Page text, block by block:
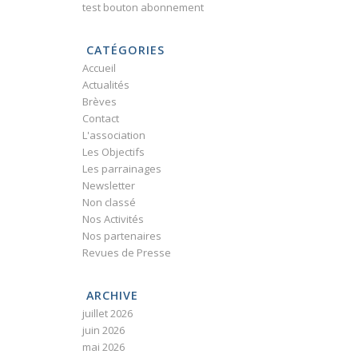
test bouton abonnement
CATÉGORIES
Accueil
Actualités
Brèves
Contact
L'association
Les Objectifs
Les parrainages
Newsletter
Non classé
Nos Activités
Nos partenaires
Revues de Presse
ARCHIVE
juillet 2026
juin 2026
mai 2026